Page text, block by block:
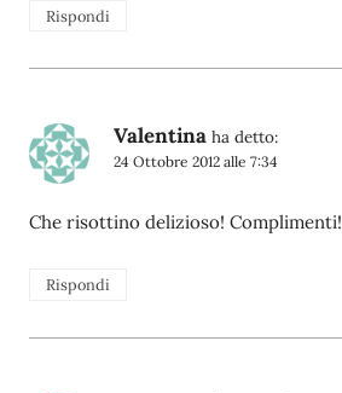
Rispondi
Valentina ha detto:
24 Ottobre 2012 alle 7:34
Che risottino delizioso! Complimenti!
Rispondi